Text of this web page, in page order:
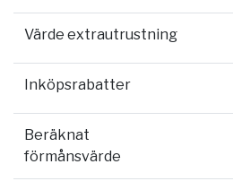
Värde extrautrustning
Inköpsrabatter
Beräknat
förmånsvärde